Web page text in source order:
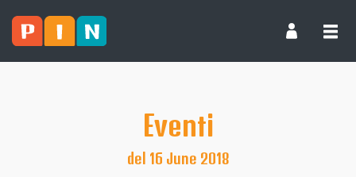
Eventi
del 16 June 2018